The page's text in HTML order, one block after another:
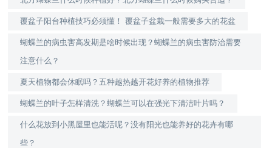
覆盆子阳台种植技巧必须懂！ 覆盆子盆栽一般需要多大的花盆
蝴蝶兰的病虫害高发期是啥时候出现？蝴蝶兰的病虫害防治需要
注意什么？
夏天植物都会休眠吗？五种越热越开花好养的植物推荐
蝴蝶兰的叶子怎样清洗？蝴蝶兰可以在强光下清洁叶片吗？
什么花放到小黑屋里也能活呢？没有阳光也能养好的花卉有哪
些？